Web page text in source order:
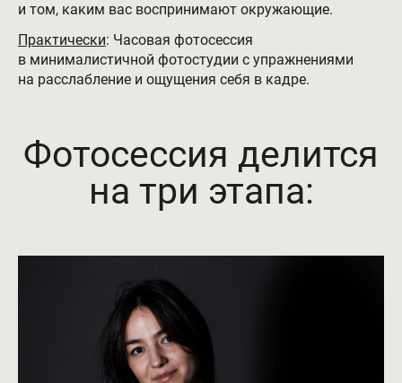
и том, каким вас воспринимают окружающие.
Практически: Часовая фотосессия
в минималистичной фотостудии с упражнениями
на расслабление и ощущения себя в кадре.
Фотосессия делится
на три этапа: